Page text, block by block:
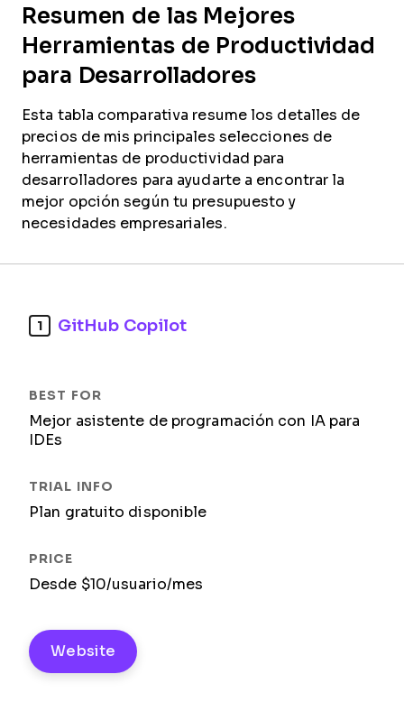
Resumen de las Mejores
Herramientas de Productividad
para Desarrolladores
Esta tabla comparativa resume los detalles de
precios de mis principales selecciones de
herramientas de productividad para
desarrolladores para ayudarte a encontrar la
mejor opción según tu presupuesto y
necesidades empresariales.
1 GitHub Copilot
Mejor asistente de programación con IA para
IDEs
Plan gratuito disponible
Desde $10/usuario/mes
Website